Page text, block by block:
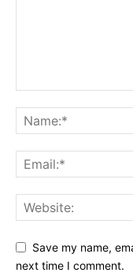
Save my name,
next time I comment.